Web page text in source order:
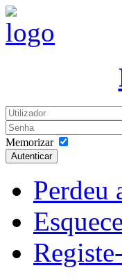
Memorizar
Autenticar
Perdeu